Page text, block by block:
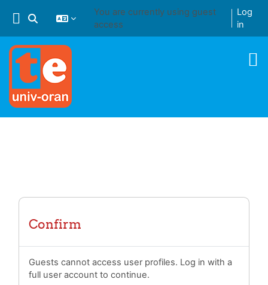
Toggle search input
You are currently using guest
access
Log
in
Confirm
Guests cannot access user profiles. Log in with a
full user account to continue.